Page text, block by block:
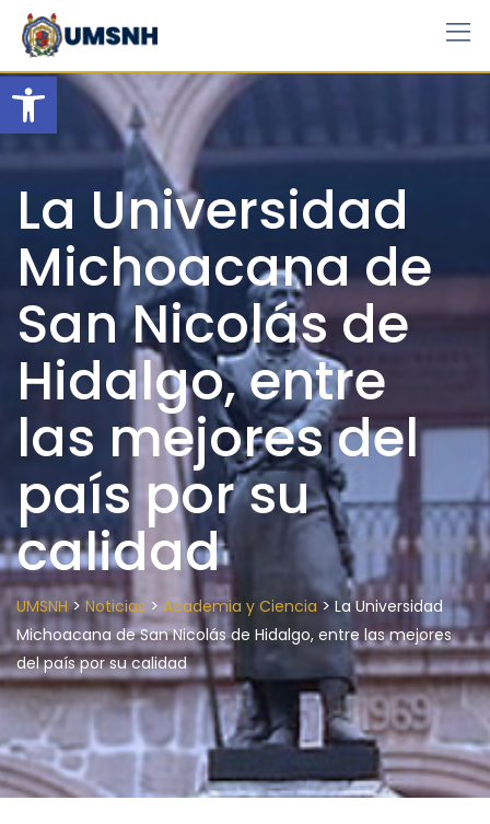
Open toolbar
Skip
content
La Universidad
Michoacana de
San Nicolás de
Hidalgo, entre
las mejores del
país por su
calidad
UMSNH> Noticias > Academia y Ciencia >La Universidad
Michoacana de San Nicolás de Hidalgo, entre las mejores
del país por su calidad